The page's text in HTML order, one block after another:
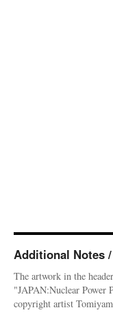
Additional Notes
The artwork in the
"JAPAN:Nuclear Power
copyright artist